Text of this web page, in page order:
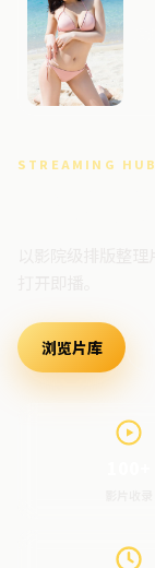
STREAMING HUB
浏览片库